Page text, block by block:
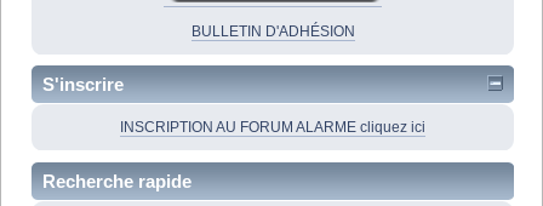
BULLETIN D'ADHÉSION
S'inscrire
INSCRIPTION AU FORUM ALARME cliquez ici
Recherche rapide